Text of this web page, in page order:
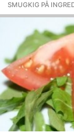
SMUGKIG PÅ